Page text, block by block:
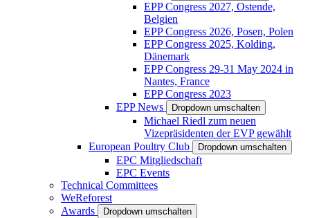
EPP Congress 2027, Ostende,
Belgien
EPP Congress 2026, Posen, Polen
EPP Congress 2025, Kolding,
Dänemark
EPP Congress 29-31 May 2024 in
Nantes, France
EPP Congress 2023
EPP News
Dropdown umschalten
Michael Riedl zum neuen
Vizepräsidenten der EVP gewählt
European Poultry Club
Dropdown umschalten
EPC Mitgliedschaft
EPC Events
Technical Committees
WeReforest
Awards
Dropdown umschalten